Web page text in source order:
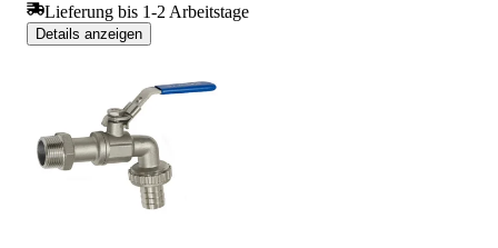
Lieferung bis 1-2 Arbeitstage
Details anzeigen